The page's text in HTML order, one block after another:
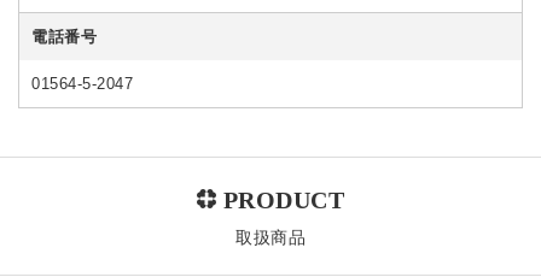
電話番号
01564-5-2047
取扱商品